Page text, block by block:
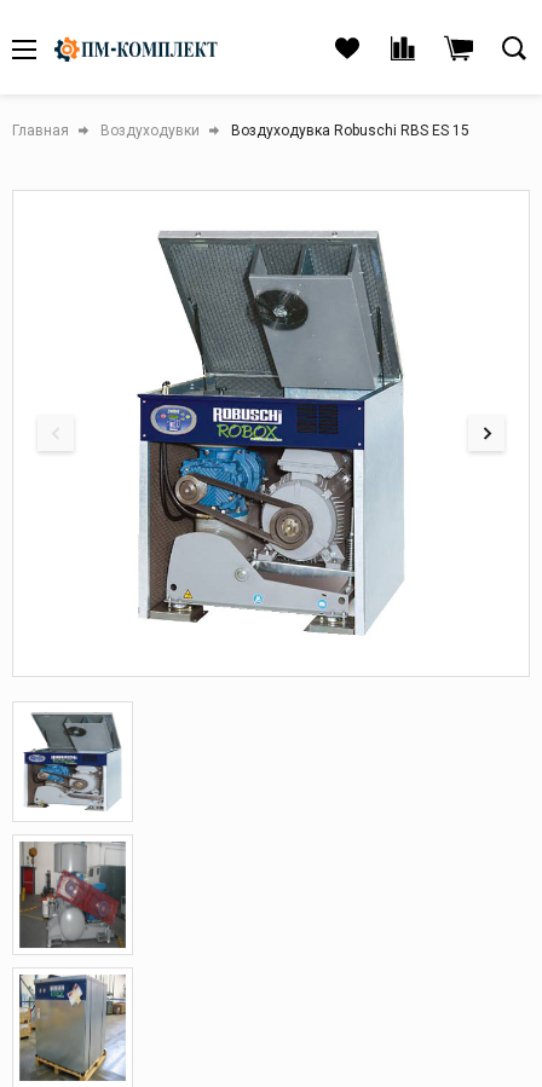
Главная Воздуходувки Воздуходувка Robuschi RBS ES 15